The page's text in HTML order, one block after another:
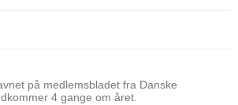
på medlemsbladet fra Danske
4 gange om året.